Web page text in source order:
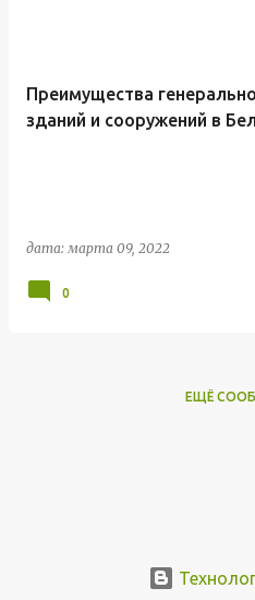
Преимущества
зданий и сооружений в
дата:марта 09, 2022
0
ЕЩЁ